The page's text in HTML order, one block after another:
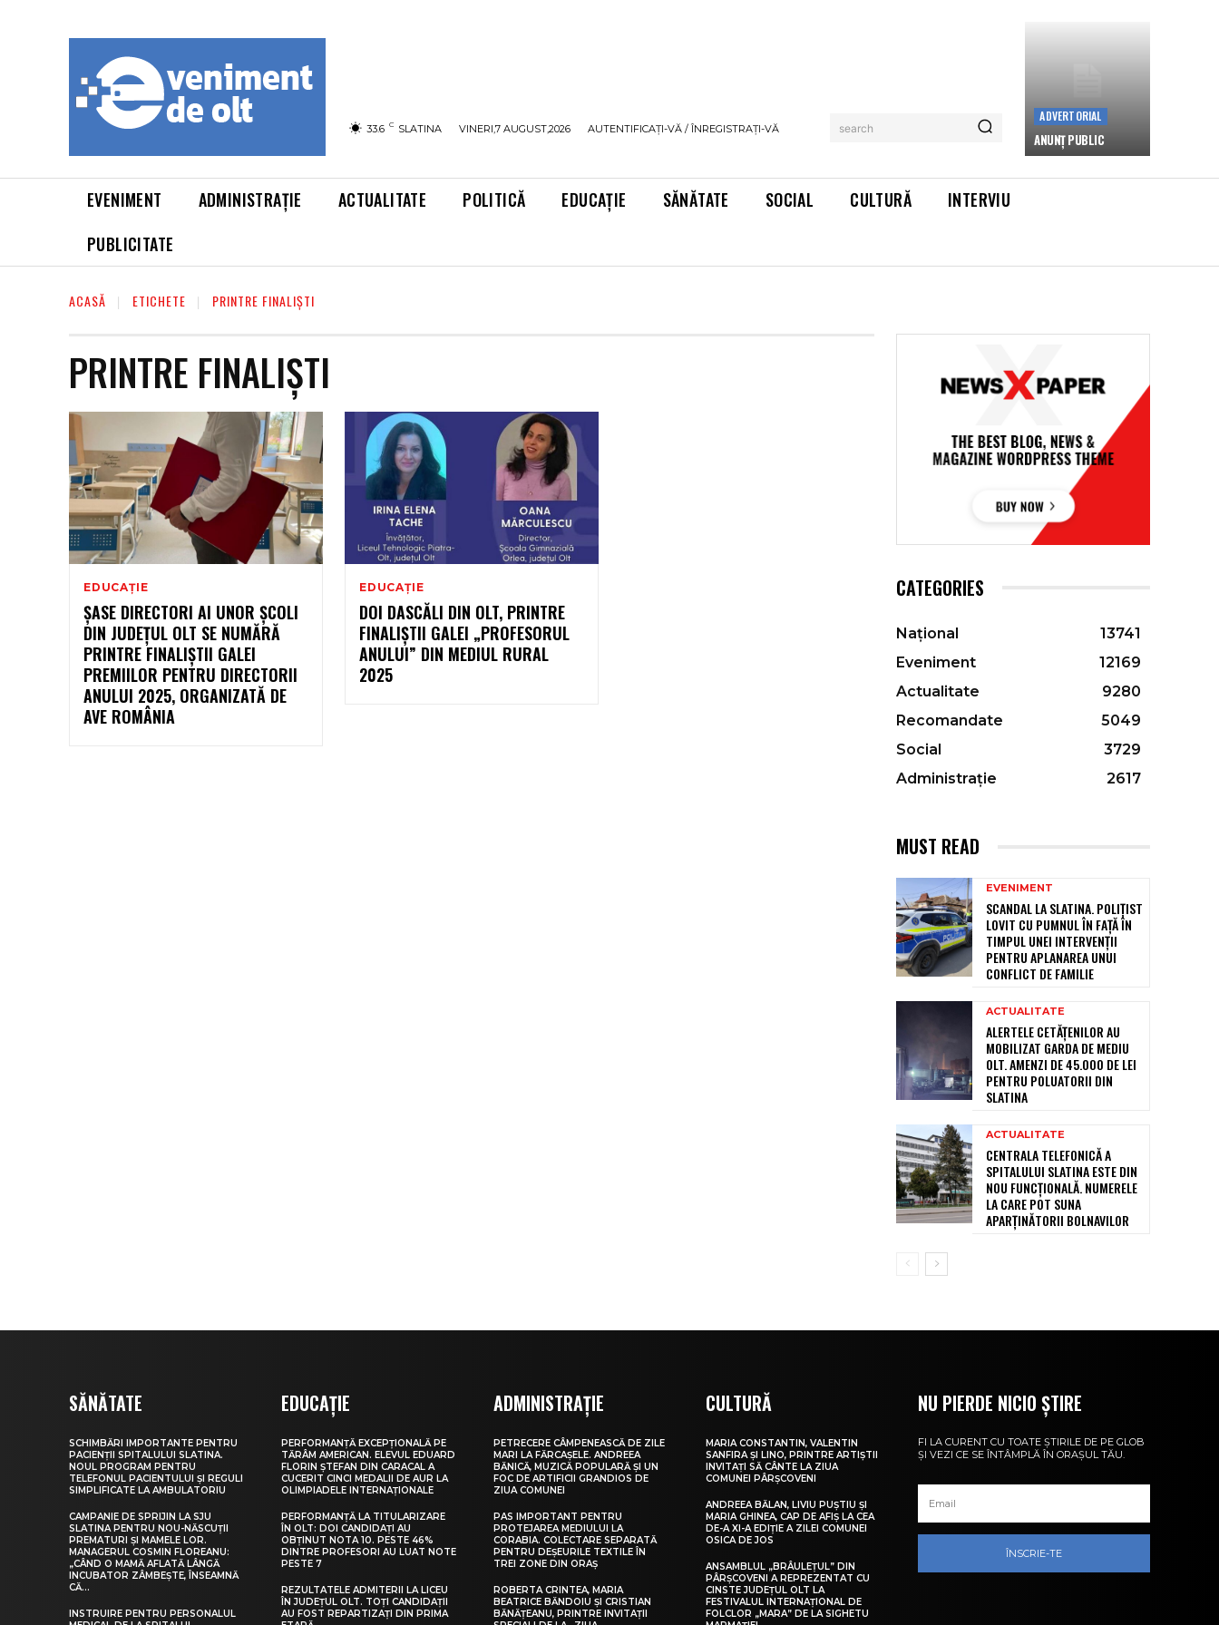
33.6 C SLATINA VINERI,7 AUGUST,2026 AUTENTIFICAȚI-VĂ / ÎNREGISTRAȚI-VĂ search
ADVERTORIAL
ANUNȚ PUBLIC
EVENIMENT ADMINISTRAȚIE ACTUALITATE POLITICĂ EDUCAȚIE SĂNĂTATE SOCIAL CULTURĂ
INTERVIU
PUBLICITATE
ACASĂ ETICHETE PRINTRE FINALIȘTI
PRINTRE FINALIȘTI
EDUCAȚIE
ȘASE DIRECTORI AI UNOR ȘCOLI
DIN JUDEȚUL OLT SE NUMĂRĂ
PRINTRE FINALIȘTII GALEI
PREMIILOR PENTRU DIRECTORII
ANULUI 2025, ORGANIZATĂ DE
AVE ROMÂNIA
EDUCAȚIE
DOI DASCĂLI DIN OLT, PRINTRE
FINALIȘTII GALEI „PROFESORUL
ANULUI” DIN MEDIUL RURAL
2025
CATEGORIES
Național
13741
Eveniment
12169
Actualitate
9280
Recomandate
5049
Social
3729
Administrație
2617
MUST READ
EVENIMENT
SCANDAL LA SLATINA. POLIȚIST
LOVIT CU PUMNUL ÎN FAȚĂ ÎN
TIMPUL UNEI INTERVENȚII
PENTRU APLANAREA UNUI
CONFLICT DE FAMILIE
ACTUALITATE
ALERTELE CETĂȚENILOR AU
MOBILIZAT GARDA DE MEDIU
OLT. AMENZI DE 45.000 DE LEI
PENTRU POLUATORII DIN
SLATINA
ACTUALITATE
CENTRALA TELEFONICĂ A
SPITALULUI SLATINA ESTE DIN
NOU FUNCȚIONALĂ. NUMERELE
LA CARE POT SUNA
APARȚINĂTORII BOLNAVILOR
SĂNĂTATE
SCHIMBĂRI IMPORTANTE PENTRU
PACIENȚII SPITALULUI SLATINA.
NOUL PROGRAM PENTRU
TELEFONUL PACIENTULUI ȘI REGULI
SIMPLIFICATE LA AMBULATORIU
CAMPANIE DE SPRIJIN LA SJU
SLATINA PENTRU NOU-NĂSCUȚII
PREMATURI ȘI MAMELE LOR.
MANAGERUL COSMIN FLOREANU:
„CÂND O MAMĂ AFLATĂ LÂNGĂ
INCUBATOR ZÂMBEȘTE, ÎNSEAMNĂ
CĂ...
INSTRUIRE PENTRU PERSONALUL
EDUCAȚIE
PERFORMANȚĂ EXCEPȚIONALĂ PE
TĂRÂM AMERICAN. ELEVUL EDUARD
FLORIN ȘTEFAN DIN CARACAL A
CUCERIT CINCI MEDALII DE AUR LA
OLIMPIADELE INTERNAȚIONALE
PERFORMANȚĂ LA TITULARIZARE
ÎN OLT: DOI CANDIDAȚI AU
OBȚINUT NOTA 10. PESTE 46%
DINTRE PROFESORI AU LUAT NOTE
PESTE 7
REZULTATELE ADMITERII LA LICEU
ÎN JUDEȚUL OLT. TOȚI CANDIDAȚII
AU FOST REPARTIZAȚI DIN PRIMA
ADMINISTRAȚIE
PETRECERE CÂMPENEASCĂ DE ZILE
MARI LA FĂRCAȘELE. ANDREEA
BĂNICĂ, MUZICĂ POPULARĂ ȘI UN
FOC DE ARTIFICII GRANDIOS DE
ZIUA COMUNEI
PAS IMPORTANT PENTRU
PROTEJAREA MEDIULUI LA
CORABIA. COLECTARE SEPARATĂ
PENTRU DEȘEURILE TEXTILE ÎN
TREI ZONE DIN ORAȘ
ROBERTA CRINTEA, MARIA
BEATRICE BĂNDOIU ȘI CRISTIAN
BĂNĂȚEANU, PRINTRE INVITAȚII
CULTURĂ
MARIA CONSTANTIN, VALENTIN
SANFIRA ȘI LINO, PRINTRE ARTIȘTII
INVITAȚI SĂ CÂNTE LA ZIUA
COMUNEI PÂRȘCOVENI
ANDREEA BĂLAN, LIVIU PUȘTIU ȘI
MARIA GHINEA, CAP DE AFIȘ LA CEA
DE-A XI-A EDIȚIE A ZILEI COMUNEI
OSICA DE JOS
ANSAMBLUL „BRÂULEȚUL” DIN
PÂRȘCOVENI A REPREZENTAT CU
CINSTE JUDEȚUL OLT LA
FESTIVALUL INTERNAȚIONAL DE
FOLCLOR „MARA” DE LA SIGHETU
NU PIERDE NICIO ȘTIRE
FI LA CURENT CU TOATE ȘTIRILE DE PE GLOB
ȘI VEZI CE SE ÎNTÂMPLĂ ÎN ORAȘUL TĂU.
ÎNSCRIE-TE